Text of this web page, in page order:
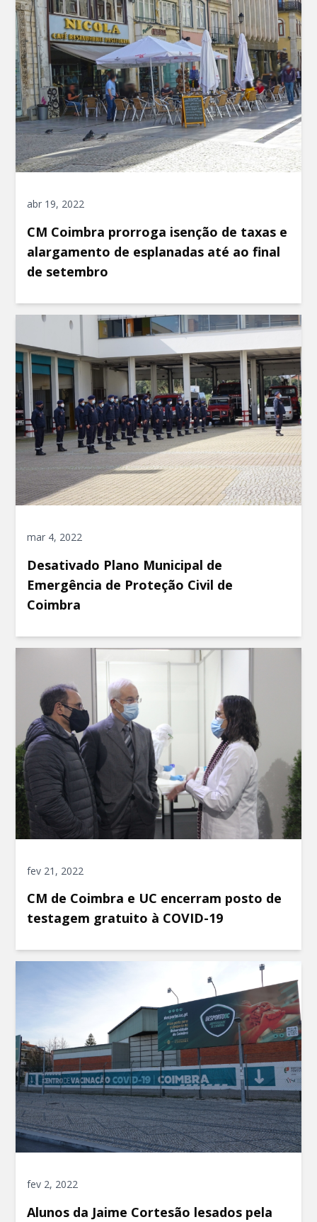
abr 19, 2022
CM Coimbra prorroga isenção de taxas e
alargamento de esplanadas até ao final
de setembro
mar 4, 2022
Desativado Plano Municipal de
Emergência de Proteção Civil de
Coimbra
fev 21, 2022
CM de Coimbra e UC encerram posto de
testagem gratuito à COVID-19
fev 2, 2022
Alunos da Jaime Cortesão lesados pela